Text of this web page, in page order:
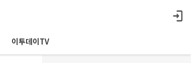
이투데이TV